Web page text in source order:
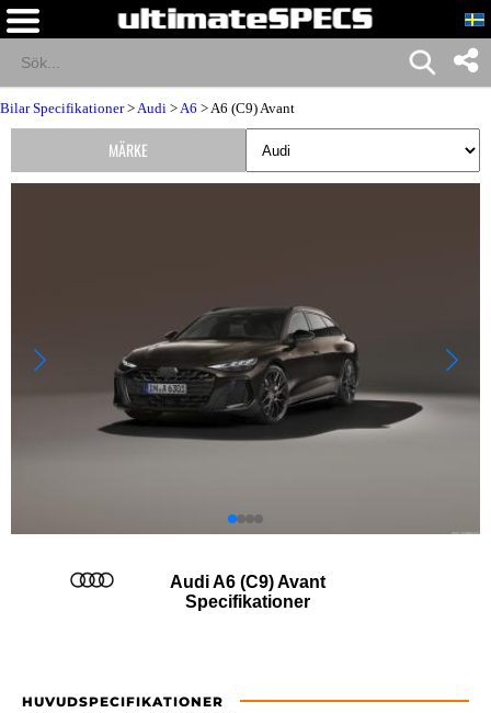
Bilar Specifikationer>Audi >A6 > A6 (C9) Avant
Audi A6 (C9) Avant
Specifikationer
HUVUDSPECIFIKATIONER
MÄRKE